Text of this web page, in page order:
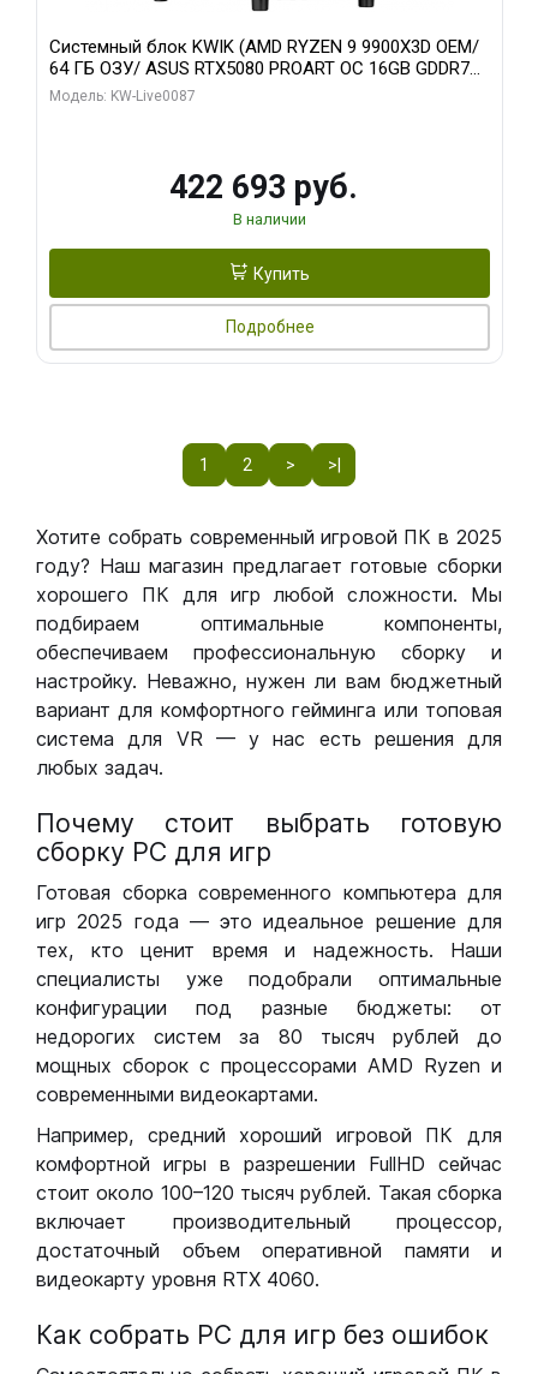
Системный блок KWIK (AMD RYZEN 9 9900X3D OEM/
64 ГБ ОЗУ/ ASUS RTX5080 PROART OC 16GB GDDR7
256bit Type-C DP 2/ 1 ТБ SSD)
Модель: KW-Live0087
422 693 руб.
В наличии
Купить
Подробнее
1 2 > >|
Хотите собрать современный игровой ПК в 2025
году? Наш магазин предлагает готовые сборки
хорошего ПК для игр любой сложности. Мы
подбираем оптимальные компоненты,
обеспечиваем профессиональную сборку и
настройку. Неважно, нужен ли вам бюджетный
вариант для комфортного гейминга или топовая
система для VR — у нас есть решения для
любых задач.
Почему стоит выбрать готовую
сборку РС для игр
Готовая сборка современного компьютера для
игр 2025 года — это идеальное решение для
тех, кто ценит время и надежность. Наши
специалисты уже подобрали оптимальные
конфигурации под разные бюджеты: от
недорогих систем за 80 тысяч рублей до
мощных сборок с процессорами AMD Ryzen и
современными видеокартами.
Например, средний хороший игровой ПК для
комфортной игры в разрешении FullHD сейчас
стоит около 100–120 тысяч рублей. Такая сборка
включает производительный процессор,
достаточный объем оперативной памяти и
видеокарту уровня RTX 4060.
Как собрать РС для игр без ошибок